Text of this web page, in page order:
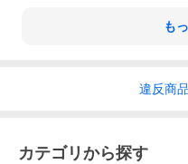
も
違反商
カテゴリから探す